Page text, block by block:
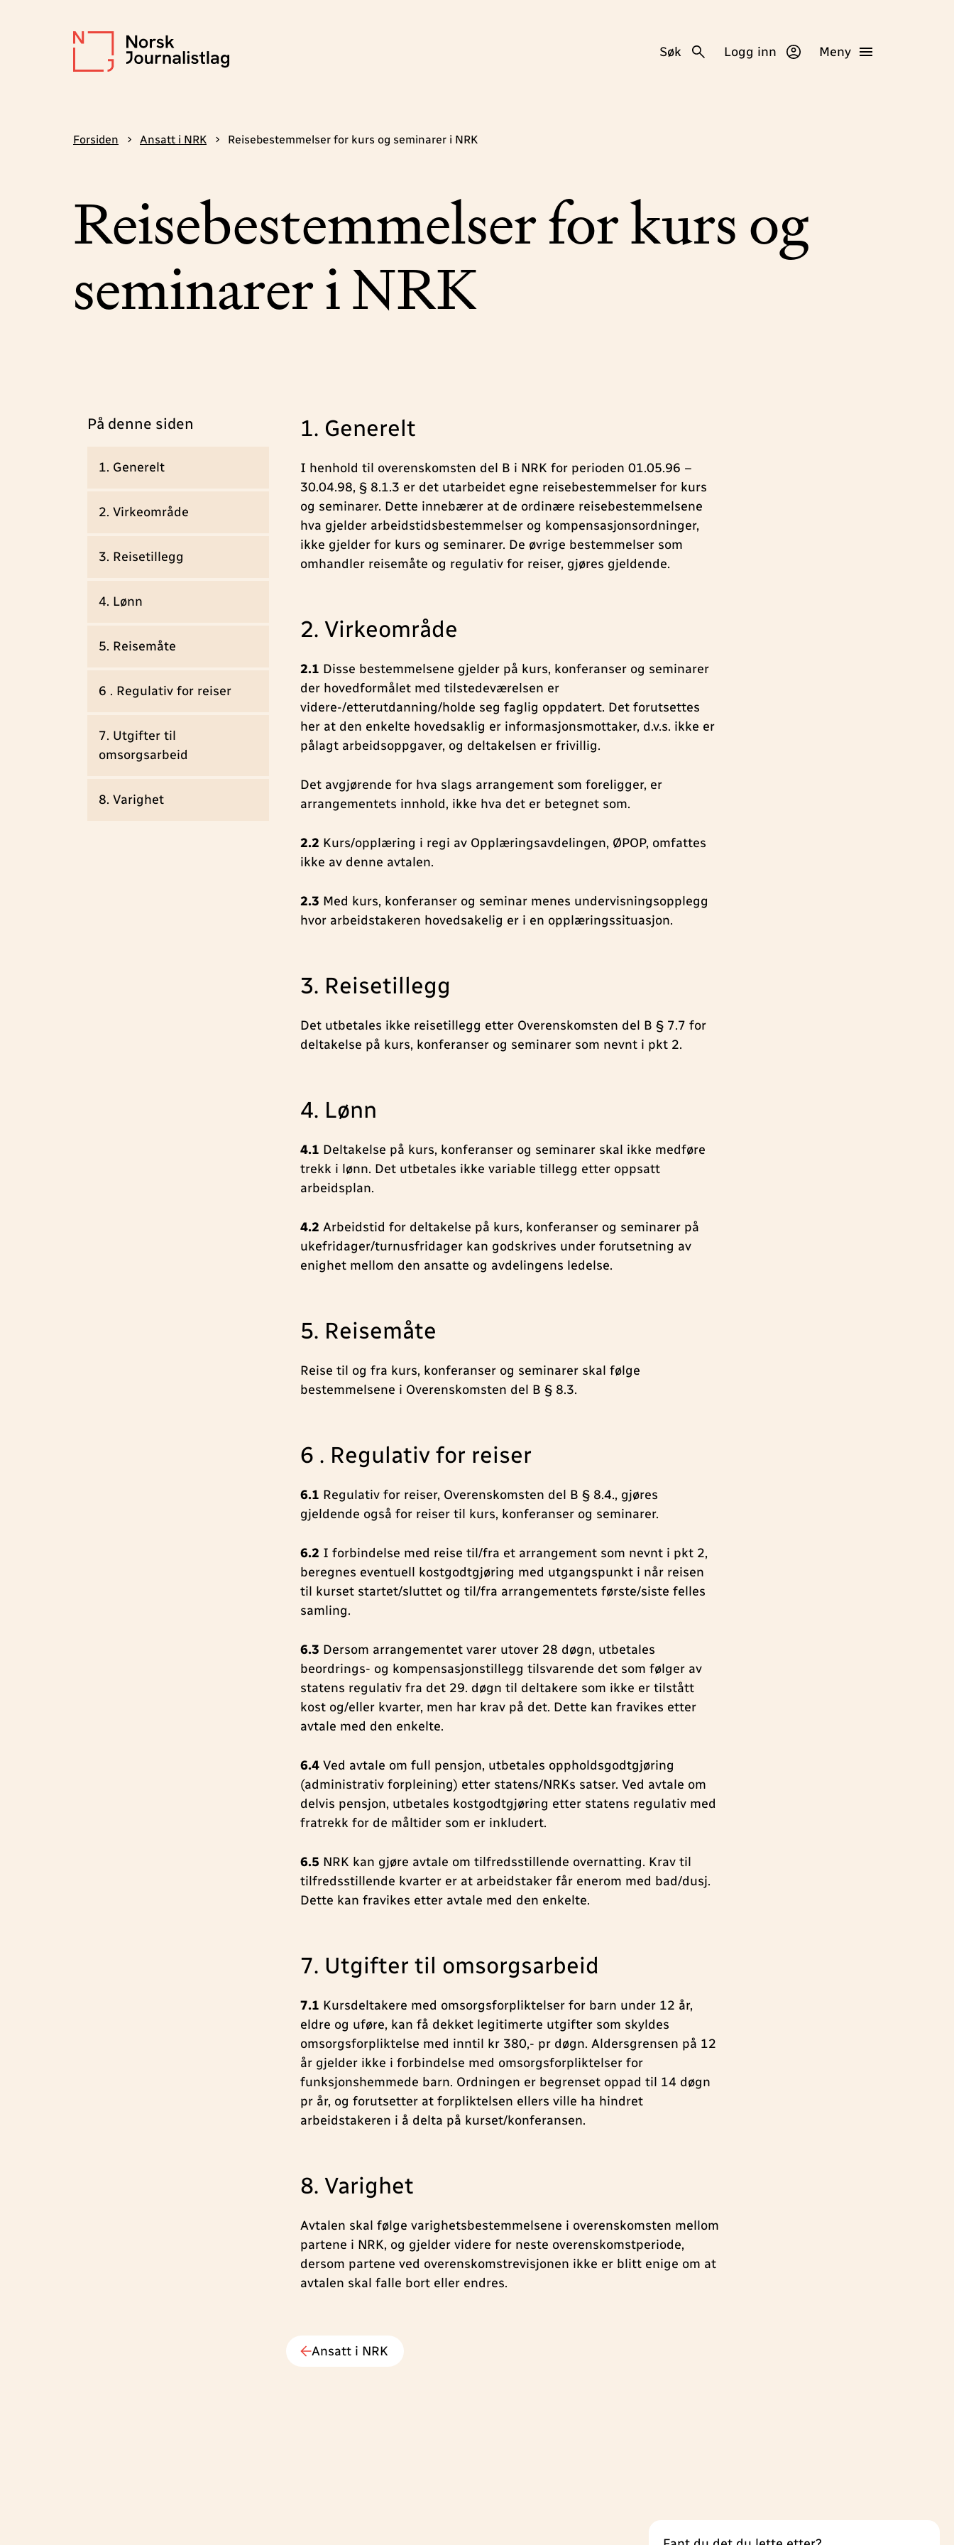
Søk Logg inn Meny
Forsiden Ansatt i NRK Reisebestemmelser for kurs og seminarer i NRK
Reisebestemmelser for kurs og
seminarer i NRK
På denne siden
1. Generelt
2. Virkeområde
3. Reisetillegg
4. Lønn
5. Reisemåte
6 . Regulativ for reiser
7. Utgifter til
omsorgsarbeid
8. Varighet
1. Generelt
I henhold til overenskomsten del B i NRK for perioden 01.05.96 –
30.04.98, § 8.1.3 er det utarbeidet egne reisebestemmelser for kurs
og seminarer. Dette innebærer at de ordinære reisebestemmelsene
hva gjelder arbeidstidsbestemmelser og kompensasjonsordninger,
ikke gjelder for kurs og seminarer. De øvrige bestemmelser som
omhandler reisemåte og regulativ for reiser, gjøres gjeldende.
2. Virkeområde
2.1 Disse bestemmelsene gjelder på kurs, konferanser og seminarer
der hovedformålet med tilstedeværelsen er
videre-/etterutdanning/holde seg faglig oppdatert. Det forutsettes
her at den enkelte hovedsaklig er informasjonsmottaker, d.v.s. ikke er
pålagt arbeidsoppgaver, og deltakelsen er frivillig.
Det avgjørende for hva slags arrangement som foreligger, er
arrangementets innhold, ikke hva det er betegnet som.
2.2 Kurs/opplæring i regi av Opplæringsavdelingen, ØPOP, omfattes
ikke av denne avtalen.
2.3 Med kurs, konferanser og seminar menes undervisningsopplegg
hvor arbeidstakeren hovedsakelig er i en opplæringssituasjon.
3. Reisetillegg
Det utbetales ikke reisetillegg etter Overenskomsten del B § 7.7 for
deltakelse på kurs, konferanser og seminarer som nevnt i pkt 2.
4. Lønn
4.1 Deltakelse på kurs, konferanser og seminarer skal ikke medføre
trekk i lønn. Det utbetales ikke variable tillegg etter oppsatt
arbeidsplan.
4.2 Arbeidstid for deltakelse på kurs, konferanser og seminarer på
ukefridager/turnusfridager kan godskrives under forutsetning av
enighet mellom den ansatte og avdelingens ledelse.
5. Reisemåte
Reise til og fra kurs, konferanser og seminarer skal følge
bestemmelsene i Overenskomsten del B § 8.3.
6 . Regulativ for reiser
6.1 Regulativ for reiser, Overenskomsten del B § 8.4., gjøres
gjeldende også for reiser til kurs, konferanser og seminarer.
6.2 I forbindelse med reise til/fra et arrangement som nevnt i pkt 2,
beregnes eventuell kostgodtgjøring med utgangspunkt i når reisen
til kurset startet/sluttet og til/fra arrangementets første/siste felles
samling.
6.3 Dersom arrangementet varer utover 28 døgn, utbetales
beordrings- og kompensasjonstillegg tilsvarende det som følger av
statens regulativ fra det 29. døgn til deltakere som ikke er tilstått
kost og/eller kvarter, men har krav på det. Dette kan fravikes etter
avtale med den enkelte.
6.4 Ved avtale om full pensjon, utbetales oppholdsgodtgjøring
(administrativ forpleining) etter statens/NRKs satser. Ved avtale om
delvis pensjon, utbetales kostgodtgjøring etter statens regulativ med
fratrekk for de måltider som er inkludert.
6.5 NRK kan gjøre avtale om tilfredsstillende overnatting. Krav til
tilfredsstillende kvarter er at arbeidstaker får enerom med bad/dusj.
Dette kan fravikes etter avtale med den enkelte.
7. Utgifter til omsorgsarbeid
7.1 Kursdeltakere med omsorgsforpliktelser for barn under 12 år,
eldre og uføre, kan få dekket legitimerte utgifter som skyldes
omsorgsforpliktelse med inntil kr 380,- pr døgn. Aldersgrensen på 12
år gjelder ikke i forbindelse med omsorgsforpliktelser for
funksjonshemmede barn. Ordningen er begrenset oppad til 14 døgn
pr år, og forutsetter at forpliktelsen ellers ville ha hindret
arbeidstakeren i å delta på kurset/konferansen.
8. Varighet
Avtalen skal følge varighetsbestemmelsene i overenskomsten mellom
partene i NRK, og gjelder videre for neste overenskomstperiode,
dersom partene ved overenskomstrevisjonen ikke er blitt enige om at
avtalen skal falle bort eller endres.
Ansatt i NRK